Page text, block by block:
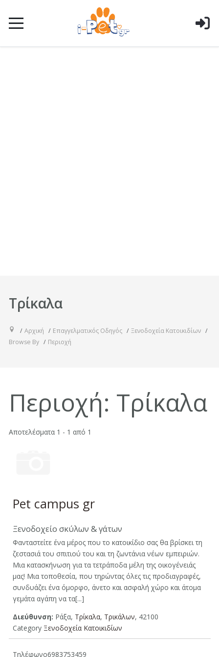
Τρίκαλα
Αρχική Επαγγελματικός Οδηγός
Ξενοδοχεία Κατοικιδίων
Browse By
Περιοχή
Περιοχή: Τρίκαλα
Αποτελέσματα 1 - 1 από 1
Pet campus gr
Ξενοδοχείο σκύλων & γάτων
Φανταστείτε ένα μέρος που το κατοικίδιο σας θα βρίσκει τη
ζεστασιά του σπιτιού του και τη ζωντάνια νέων εμπειριών.
Μια κατασκήνωση για τα τετράποδα μέλη της οικογένειάς
μας! Μια τοποθεσία, που τηρώντας όλες τις προδιαγραφές,
συνδυάζει ένα όμορφο, άνετο και ασφαλή χώρο και άτομα
γεμάτα αγάπη να τα[...]
Διεύθυνση: Ράξα, Τρίκαλα, Τρικάλων, 42100
Category Ξενοδοχεία Κατοικιδίων
Τηλέφωνο6983753459